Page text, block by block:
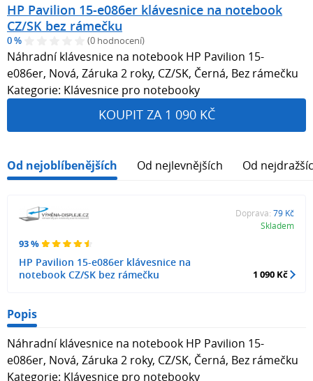
HP Pavilion 15-e086er klávesnice na notebook
CZ/SK bez rámečku
0 % (0 hodnocení)
Náhradní klávesnice na notebook HP Pavilion 15-
e086er, Nová, Záruka 2 roky, CZ/SK, Černá, Bez rámečku
Kategorie: Klávesnice pro notebooky
KOUPIT ZA 1 090 KČ
Od nejoblíbenějších Od nejlevnějších Od
93 %
HP Pavilion 15-e086er klávesnice na
notebook CZ/SK bez rámečku
Doprava: 79 Kč
Skladem
1 090 Kč
Popis
Náhradní klávesnice na notebook HP Pavilion 15-
e086er, Nová, Záruka 2 roky, CZ/SK, Černá, Bez rámečku
Kategorie: Klávesnice pro notebooky